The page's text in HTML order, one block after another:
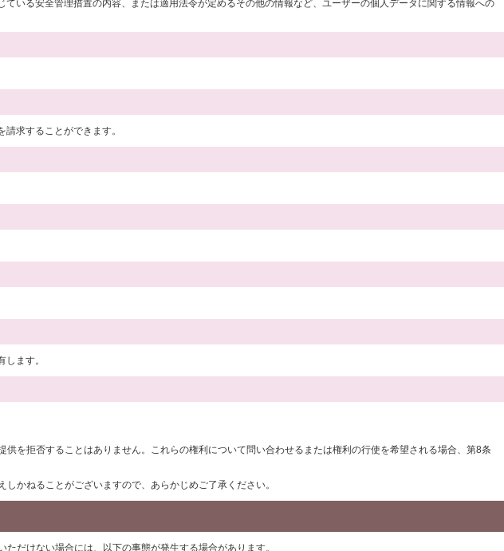
いる安全管理措置の内容、または適用法令が定めるその他の情報など、ユーザーの個人データに関する情報への
求することができます。
ます。
を拒否することはありません。これらの権利について問い合わせるまたは権利の行使を希望される場合、第8条
かねることがございますので、あらかじめご了承ください。
だけない場合には、以下の事態が発生する場合があります。